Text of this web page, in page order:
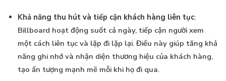
Khả năng thu hút và tiếp cận khách hàng liên tục:
Billboard hoạt động suốt cả ngày, tiếp cận người xem
một cách liên tục và lặp đi lặp lại. Điều này giúp tăng khả
năng ghi nhớ và nhận diện thương hiệu của khách hàng,
tạo ấn tượng mạnh mẽ mỗi khi họ đi qua.